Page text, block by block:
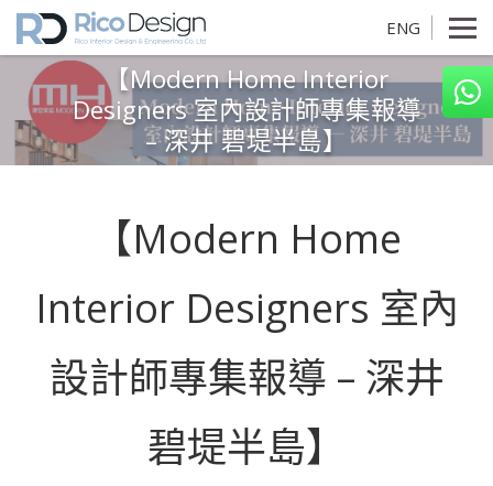
ENG
【Modern Home Interior
Designers 室內設計師專集報導
– 深井 碧堤半島】
【Modern Home
Interior Designers 室內
設計師專集報導 – 深井
碧堤半島】